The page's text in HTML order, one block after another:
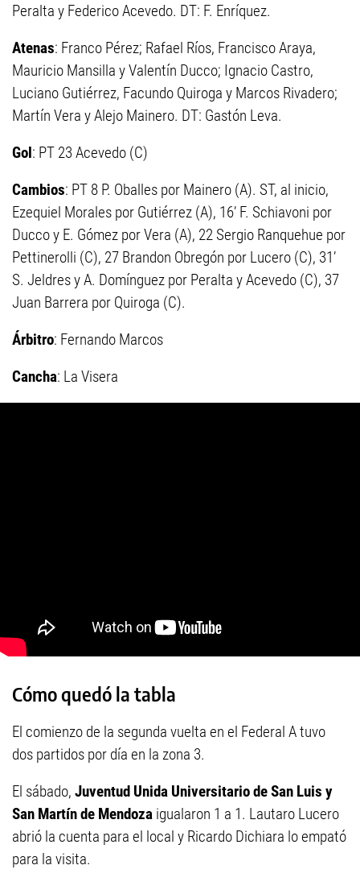
Peralta y Federico Acevedo. DT: F. Enríquez.
Atenas: Franco Pérez; Rafael Ríos, Francisco Araya,
Mauricio Mansilla y Valentín Ducco; Ignacio Castro,
Luciano Gutiérrez, Facundo Quiroga y Marcos Rivadero;
Martín Vera y Alejo Mainero. DT: Gastón Leva.
Gol: PT 23 Acevedo (C)
Cambios: PT 8 P. Oballes por Mainero (A). ST, al inicio,
Ezequiel Morales por Gutiérrez (A), 16’ F. Schiavoni por
Ducco y E. Gómez por Vera (A), 22 Sergio Ranquehue por
Pettinerolli (C), 27 Brandon Obregón por Lucero (C), 31’
S. Jeldres y A. Domínguez por Peralta y Acevedo (C), 37
Juan Barrera por Quiroga (C).
Árbitro: Fernando Marcos
Cancha: La Visera
Cómo quedó la tabla
El comienzo de la segunda vuelta en el Federal A tuvo
dos partidos por día en la zona 3.
El sábado, Juventud Unida Universitario de San Luis y
San Martín de Mendoza igualaron 1 a 1. Lautaro Lucero
abrió la cuenta para el local y Ricardo Dichiara lo empató
para la visita.